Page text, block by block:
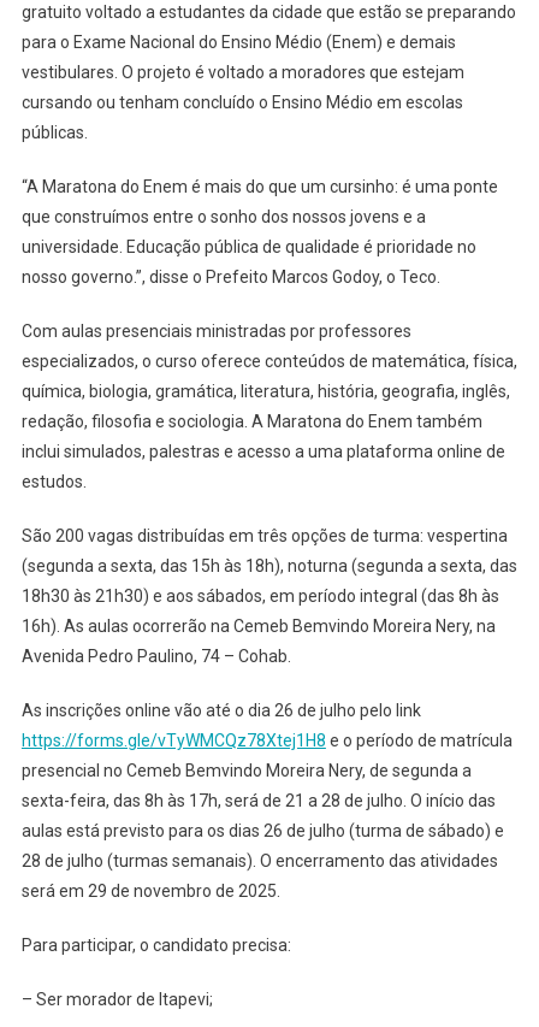
Cursinho
Pré-
Vestibular
Maratona
gratuito voltado a estudantes da cidade que estão se preparando
para o Exame Nacional do Ensino Médio (Enem) e demais
vestibulares. O projeto é voltado a moradores que estejam
cursando ou tenham concluído o Ensino Médio em escolas
públicas.
“A Maratona do Enem é mais do que um cursinho: é uma ponte
que construímos entre o sonho dos nossos jovens e a
universidade. Educação pública de qualidade é prioridade no
nosso governo.”, disse o Prefeito Marcos Godoy, o Teco.
Com aulas presenciais ministradas por professores
especializados, o curso oferece conteúdos de matemática, física,
química, biologia, gramática, literatura, história, geografia, inglês,
redação, filosofia e sociologia. A Maratona do Enem também
inclui simulados, palestras e acesso a uma plataforma online de
estudos.
São 200 vagas distribuídas em três opções de turma: vespertina
(segunda a sexta, das 15h às 18h), noturna (segunda a sexta, das
18h30 às 21h30) e aos sábados, em período integral (das 8h às
16h). As aulas ocorrerão na Cemeb Bemvindo Moreira Nery, na
Avenida Pedro Paulino, 74 – Cohab.
As inscrições online vão até o dia 26 de julho pelo link
https://forms.gle/vTyWMCQz78Xtej1H8 e o período de matrícula
presencial no Cemeb Bemvindo Moreira Nery, de segunda a
sexta-feira, das 8h às 17h, será de 21 a 28 de julho. O início das
aulas está previsto para os dias 26 de julho (turma de sábado) e
28 de julho (turmas semanais). O encerramento das atividades
será em 29 de novembro de 2025.
Para participar, o candidato precisa:
– Ser morador de Itapevi;